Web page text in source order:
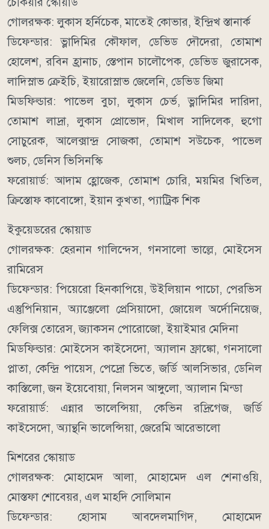
গোলরক্ষক: লুকাস হর্নিচেক, মাতেই কোভার, ইন্দ্রিখ স্তানার্ক
ডিফেন্ডার: ভ্লাদিমির কৌফাল, ডেভিড দৌদেরা, তোমাশ
হোলেশ, রবিন হ্রানাচ, স্তেপান চালৌপেক, ডেভিড জুরাসেক,
লাদিস্লাভ ক্রেইচি, ইয়ারোস্লাভ জেলেনি, ডেভিড জিমা
মিডফিল্ডার: পাভেল বুচা, লুকাস চের্ভ, ভ্লাদিমির দারিদা,
তোমাশ লাদ্রা, লুকাস প্রোভোদ, মিখাল সাদিলেক, হুগো
সোচুরেক, আলেক্সান্দ্র সোজকা, তোমাশ সউচেক, পাভেল
শুলচ, ডেনিস ভিসিনস্কি
ফরোয়ার্ড: আদাম হ্লোজেক, তোমাশ চোরি, ময়মির খিতিল,
ক্রিস্তোফ কাবোঙ্গো, ইয়ান কুখতা, প্যাট্রিক শিক
ইকুয়েডরের স্কোয়াড
গোলরক্ষক: হেরনান গালিন্দেস, গনসালো ভাল্লে, মোইসেস
রামিরেস
ডিফেন্ডার: পিয়েরো হিনকাপিয়ে, উইলিয়ান পাচো, পেরভিস
এস্তুপিনিয়ান, অ্যাঞ্জেলো প্রেসিয়াদো, জোয়েল অর্দোনিয়েজ,
ফেলিক্স তোরেস, জ্যাকসন পোরোজো, ইয়াইমার মেদিনা
মিডফিল্ডার: মোইসেস কাইসেদো, অ্যালান ফ্রাঙ্কো, গনসালো
প্লাতা, কেন্দ্রি পায়েস, পেদ্রো ভিতে, জর্ডি আলসিভার, ডেনিল
কাস্তিলো, জন ইয়েবোয়া, নিলসন আঙ্গুলো, অ্যালান মিন্ডা
ফরোয়ার্ড: এন্নার ভালেন্সিয়া, কেভিন রদ্রিগেজ, জর্ডি
কাইসেদো, অ্যান্থনি ভালেন্সিয়া, জেরেমি আরেভালো
মিশরের স্কোয়াড
গোলরক্ষক: মোহামেদ আলা, মোহামেদ এল শেনাওয়ি,
মোস্তফা শোবেয়র, এল মাহদি সোলিমান
ডিফেন্ডার: হোসাম আবদেলমাগিদ, মোহামেদ